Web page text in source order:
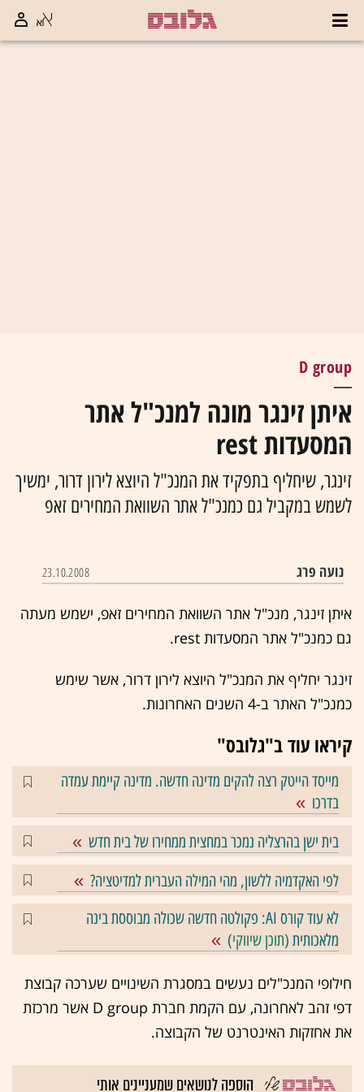
D group
איתן זינגר מונה למנכ"ל אתר
המסעדות rest
זינגר, שיחליף בתפקיד את המנכ"ל היוצא לירון דרור, ימשיך
לשמש במקביל גם כמנכ"ל אתר השוואת המחירים זאפ
נועה פרג 23.10.2008
איתן זינגר, מנכ"ל אתר השוואת המחירים זאפ, ישמש מעתה
גם כמנכ"ל אתר המסעדות rest.
זינגר יחליף את המנכ"ל היוצא לירון דרור, אשר שימש
כמנכ"ל האתר ב-4 השנים האחרונות.
קיראו עוד ב"גלובס"
מייסד הייטק רצה להקים מדינה חדשה. מדינה קיימת עמדה
בדרכו
בית ישן בהרצליה נמכר במחצית ממחירו של בית חדש
לפי האקדמיה ללשון, מהי המילה העברית למדיטציה?
לא עוד קורס AI: פקולטה חדשה שכולה מבוססת בינה
מלאכותית (תוכן שיווקי)
חילופי המנכ"לים נעשים במסגרת השינויים שערכה קבוצת
דפי זהב לאחרונה, עם הקמת חברת D group אשר מרכזת
את אחזקות האינטרנט של הקבוצה.
הוספה לנושאים שמעניינים אותי